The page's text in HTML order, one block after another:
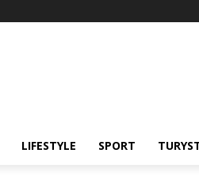
LIFESTYLE SPORT